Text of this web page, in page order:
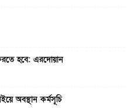
হবে: এরদোয়ান
অবস্থান কর্মসূচি